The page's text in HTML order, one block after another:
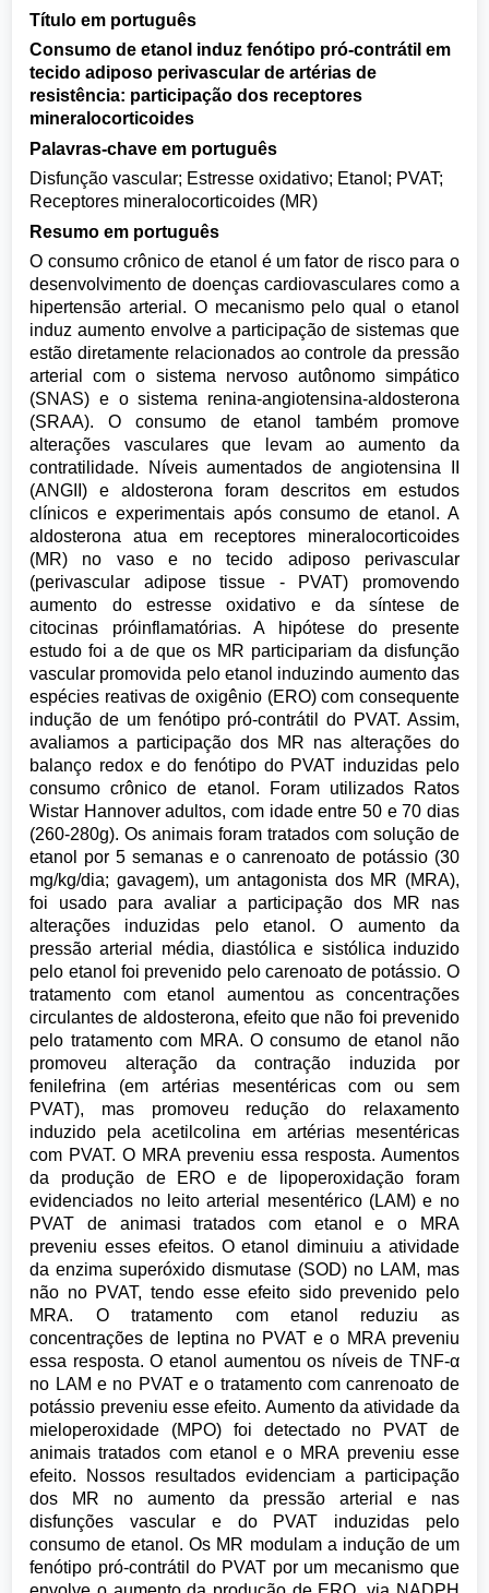
Título em português
Consumo de etanol induz fenótipo pró-contrátil em
tecido adiposo perivascular de artérias de
resistência: participação dos receptores
mineralocorticoides
Palavras-chave em português
Disfunção vascular; Estresse oxidativo; Etanol; PVAT;
Receptores mineralocorticoides (MR)
Resumo em português
O consumo crônico de etanol é um fator de risco para o
desenvolvimento de doenças cardiovasculares como a
hipertensão arterial. O mecanismo pelo qual o etanol
induz aumento envolve a participação de sistemas que
estão diretamente relacionados ao controle da pressão
arterial com o sistema nervoso autônomo simpático
(SNAS) e o sistema renina-angiotensina-aldosterona
(SRAA). O consumo de etanol também promove
alterações vasculares que levam ao aumento da
contratilidade. Níveis aumentados de angiotensina II
(ANGII) e aldosterona foram descritos em estudos
clínicos e experimentais após consumo de etanol. A
aldosterona atua em receptores mineralocorticoides
(MR) no vaso e no tecido adiposo perivascular
(perivascular adipose tissue - PVAT) promovendo
aumento do estresse oxidativo e da síntese de
citocinas próinflamatórias. A hipótese do presente
estudo foi a de que os MR participariam da disfunção
vascular promovida pelo etanol induzindo aumento das
espécies reativas de oxigênio (ERO) com consequente
indução de um fenótipo pró-contrátil do PVAT. Assim,
avaliamos a participação dos MR nas alterações do
balanço redox e do fenótipo do PVAT induzidas pelo
consumo crônico de etanol. Foram utilizados Ratos
Wistar Hannover adultos, com idade entre 50 e 70 dias
(260-280g). Os animais foram tratados com solução de
etanol por 5 semanas e o canrenoato de potássio (30
mg/kg/dia; gavagem), um antagonista dos MR (MRA),
foi usado para avaliar a participação dos MR nas
alterações induzidas pelo etanol. O aumento da
pressão arterial média, diastólica e sistólica induzido
pelo etanol foi prevenido pelo carenoato de potássio. O
tratamento com etanol aumentou as concentrações
circulantes de aldosterona, efeito que não foi prevenido
pelo tratamento com MRA. O consumo de etanol não
promoveu alteração da contração induzida por
fenilefrina (em artérias mesentéricas com ou sem
PVAT), mas promoveu redução do relaxamento
induzido pela acetilcolina em artérias mesentéricas
com PVAT. O MRA preveniu essa resposta. Aumentos
da produção de ERO e de lipoperoxidação foram
evidenciados no leito arterial mesentérico (LAM) e no
PVAT de animasi tratados com etanol e o MRA
preveniu esses efeitos. O etanol diminuiu a atividade
da enzima superóxido dismutase (SOD) no LAM, mas
não no PVAT, tendo esse efeito sido prevenido pelo
MRA. O tratamento com etanol reduziu as
concentrações de leptina no PVAT e o MRA preveniu
essa resposta. O etanol aumentou os níveis de TNF-α
no LAM e no PVAT e o tratamento com canrenoato de
potássio preveniu esse efeito. Aumento da atividade da
mieloperoxidade (MPO) foi detectado no PVAT de
animais tratados com etanol e o MRA preveniu esse
efeito. Nossos resultados evidenciam a participação
dos MR no aumento da pressão arterial e nas
disfunções vascular e do PVAT induzidas pelo
consumo de etanol. Os MR modulam a indução de um
fenótipo pró-contrátil do PVAT por um mecanismo que